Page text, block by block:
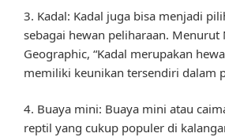
3. Kadal: Kadal juga bisa menjadi
sebagai hewan peliharaan. Menurut
Geographic, “Kadal merupakan
memiliki keunikan tersendiri dalam
4. Buaya mini: Buaya mini atau
reptil yang cukup populer di